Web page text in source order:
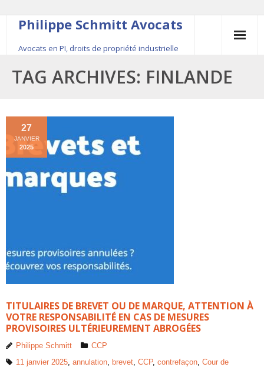
Philippe Schmitt Avocats
Avocats en PI, droits de propriété industrielle
45, rue Saint-Anne, 75001 Paris, +33 (0)1 84 16 35
54
Contact
Le fondateur
Publications
TAG ARCHIVES: FINLANDE
TITULAIRES DE BREVET OU DE MARQUE, ATTENTION À
VOTRE RESPONSABILITÉ EN CAS DE MESURES
PROVISOIRES ULTÉRIEUREMENT ABROGÉES
27
JANVIER
2025
Philippe Schmitt
CCP
11 janvier 2025, annulation, brevet, CCP, contrefaçon, Cour de